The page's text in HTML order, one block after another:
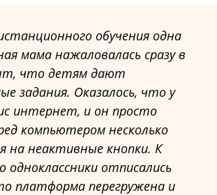
обучения одна
мама нажаловалась сразу в
что детям дают
задания. Оказалось, что у
интернет, и он просто
компьютером несколько
на неактивные кнопки. К
одноклассники отписались
платформа перегружена и